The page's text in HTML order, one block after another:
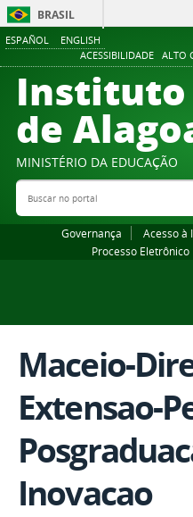
ESPAÑOL ENGLISH
ACESSIBILIDADE ALTO
BRASIL
Instituto
de
MINISTÉRIO DA EDUCAÇÃO
Buscar no portal
Governança Acesso à
Processo Eletrônico
Maceio-
Extensao-
Inovacao